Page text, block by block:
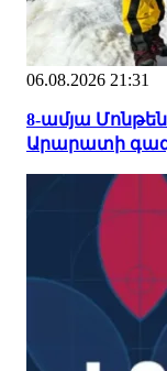
06.08.2026 21:31
8-ամյա
Արարատի